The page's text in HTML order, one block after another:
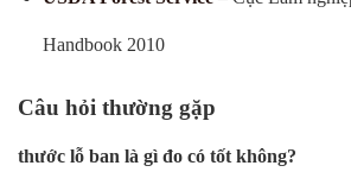
Handbook 2010
Câu hỏi thường gặp
thước lỗ ban là gì đo có tốt không?